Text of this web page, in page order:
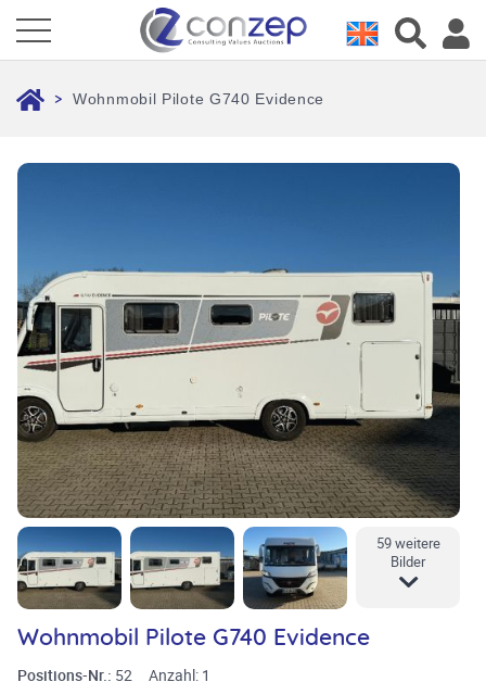
>Wohnmobil Pilote G740 Evidence
59 weitere
Bilder
Wohnmobil Pilote G740 Evidence
Positions-Nr.: 52 Anzahl: 1